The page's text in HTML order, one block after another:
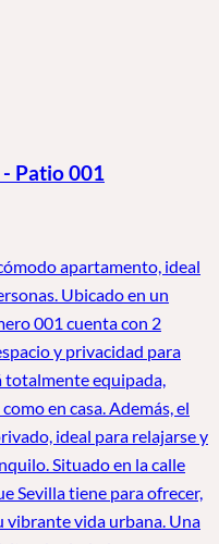
Patio 001
apartamento, ideal
Ubicado en un
001 cuenta con 2
y privacidad para
totalmente equipada,
en casa. Además, el
ideal para relajarse y
Situado en la calle
Sevilla tiene para ofrecer,
vibrante vida urbana. Una